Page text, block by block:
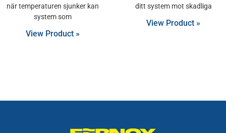
när temperaturen sjunker kan
system som
View Product »
ditt system mot skadliga
View Product »